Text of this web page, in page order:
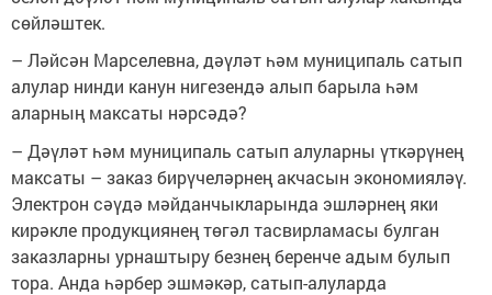
сөйләштек.
– Ләйсән Марселевна, дәүләт һәм муниципаль сатып
алулар нинди канун нигезендә алып барыла һәм
аларның максаты нәрсәдә?
– Дәүләт һәм муниципаль сатып алуларны үткәрүнең
максаты – заказ бирүчеләрнең акчасын экономияләү.
Электрон сәүдә мәйданчыкларында эшләрнең яки
кирәкле продукциянең төгәл тасвирламасы булган
заказларны урнаштыру безнең беренче адым булып
тора. Анда һәрбер эшмәкәр, сатып-алуларда